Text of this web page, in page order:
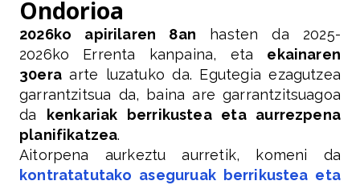
Ondorioa
2026ko apirilaren 8an hasten da 2025-
2026ko Errenta kanpaina, eta ekainaren
30eraarte luzatuko da. Egutegia ezagutzea
garrantzitsua da, baina are garrantzitsuagoa
da
kenkariak berrikustea eta aurrezpena
planifikatzea.
Aitorpena aurkeztu aurretik, komeni da
kontratatutako aseguruak berrikustea eta